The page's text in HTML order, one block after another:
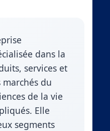
dans la
services et
du
de la vie
Elle
segments